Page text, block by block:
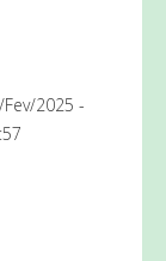
Fev/2025 -